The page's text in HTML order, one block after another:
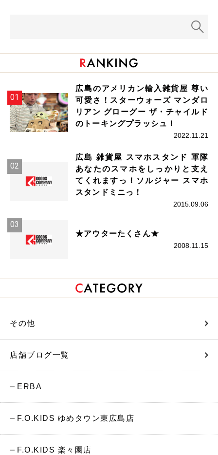
広島のアメリカン輸入雑貨屋 尊い
可愛さ！スターウォーズ マンダロ
リアン グローグー ザ・チャイルド
のトーキングプラッシュ！
2022.11.21
広島 雑貨屋 スマホスタンド 軍隊
あなたのスマホをしっかりと支え
てくれますっ！ソルジャー スマホ
スタンドミニっ！
2015.09.06
★アウターたくさん★
2008.11.15
その他
店舗ブログ一覧
ERBA
F.O.KIDS ゆめタウン東広島店
F.O.KIDS 楽々園店